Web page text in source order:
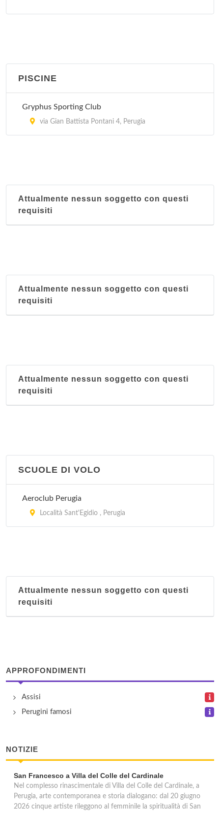
strada delle Fratte 2/L, Perugia
strada Cappuccinelli 5/f, Perugia
PISCINE
Gryphus Sporting Club
via Gian Battista Pontani 4, Perugia
Attualmente nessun soggetto con questi
requisiti
Attualmente nessun soggetto con questi
requisiti
Attualmente nessun soggetto con questi
requisiti
SCUOLE DI VOLO
Aeroclub Perugia
Località Sant'Egidio , Perugia
Attualmente nessun soggetto con questi
requisiti
APPROFONDIMENTI
Assisi
Perugini famosi
NOTIZIE
San Francesco a Villa del Colle del Cardinale
Nel complesso rinascimentale di Villa del Colle del Cardinale, a
Perugia, arte contemporanea e storia dialogano: dal 20 giugno
2026 cinque artiste rileggono al femminile la spiritualità di San